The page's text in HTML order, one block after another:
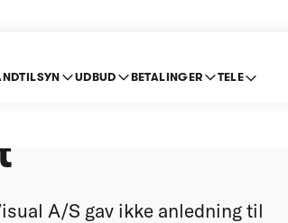
UDBUD BETALINGER TELE
A/S gav ikke anledning til